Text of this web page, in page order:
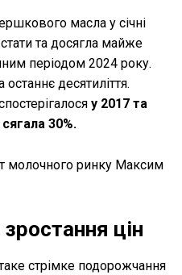
масла у січні
та досягла майже
періодом 2024 року.
десятиліття.
у 2017 та
30%.
молочного ринку Максим
цін
стрімке подорожчання